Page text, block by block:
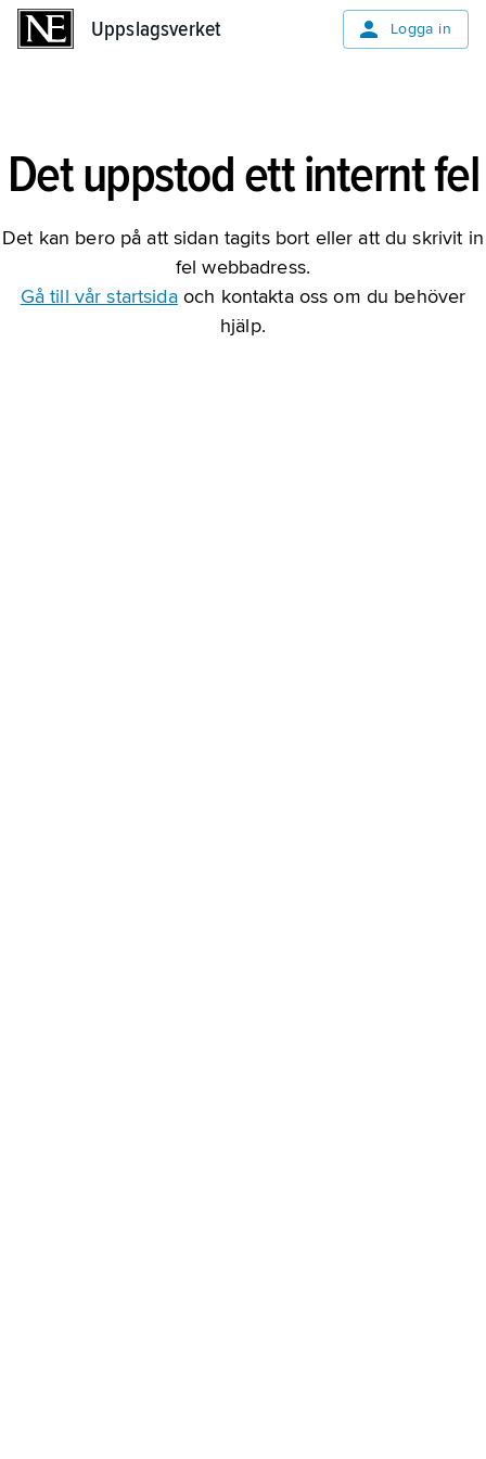
Uppslagsverket Logga in
Det uppstod ett internt fel
Det kan bero på att sidan tagits bort eller att du skrivit in
fel webbadress.
Gå till vår startsidaoch kontakta oss om du behöver
hjälp.